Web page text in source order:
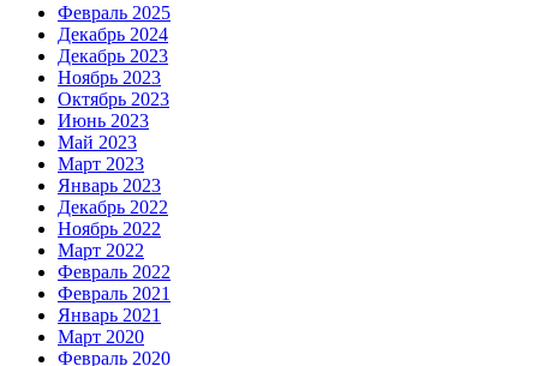
Февраль 2025
Декабрь 2024
Декабрь 2023
Ноябрь 2023
Октябрь 2023
Июнь 2023
Май 2023
Март 2023
Январь 2023
Декабрь 2022
Ноябрь 2022
Март 2022
Февраль 2022
Февраль 2021
Январь 2021
Март 2020
Февраль 2020